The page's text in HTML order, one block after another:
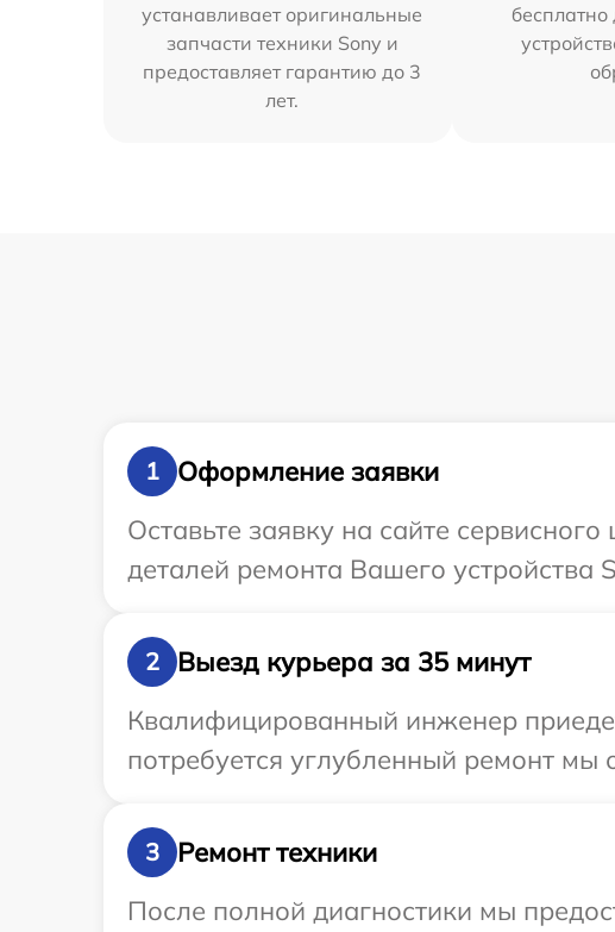
устанавливает оригинальные
запчасти техники Sony и
предоставляет гарантию до 3
лет.
1
Оформление заявки
Оставьте заявку на сайте
деталей ремонта Вашего устройства
2
Выезд курьера за 35 минут
Квалифицированный инженер
потребуется углубленный ремонт мы
3
Ремонт техники
После полной диагностики мы